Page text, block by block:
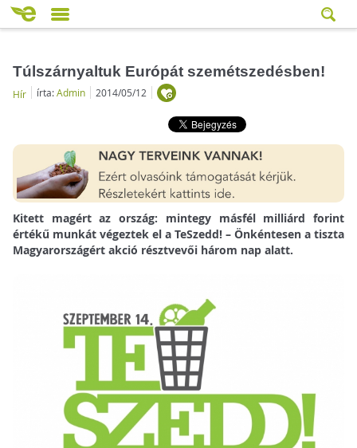
Túlszárnyaltuk Európát szemétszedésben!
Hír írta:Admin 2014/05/12
Kitett magért az ország: mintegy másfél milliárd forint
értékű munkát végeztek el a TeSzedd! – Önkéntesen a tiszta
Magyarországért akció résztvevői három nap alatt.